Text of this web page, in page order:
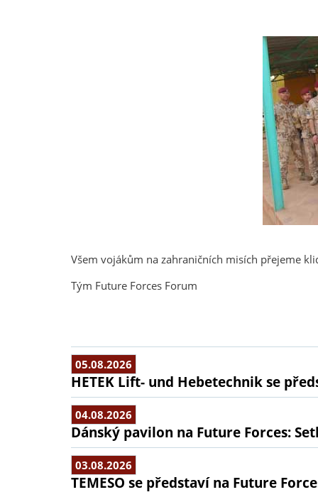
Všem vojákům na zahraničních misích přejeme
Tým Future Forces Forum
05.08.2026
HETEK Lift- und Hebetechnik se
04.08.2026
Dánský pavilon na Future Forces:
03.08.2026
TEMESO se představí na Future